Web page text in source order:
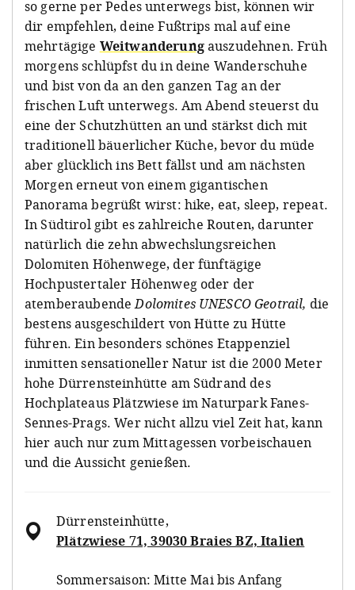
so gerne per Pedes unterwegs bist, können wir
dir empfehlen, deine Fußtrips mal auf eine
mehrtägige Weitwanderungauszudehnen. Früh
morgens schlüpfst du in deine Wanderschuhe
und bist von da an den ganzen Tag an der
frischen Luft unterwegs. Am Abend steuerst du
eine der Schutzhütten an und stärkst dich mit
traditionell bäuerlicher Küche, bevor du müde
aber glücklich ins Bett fällst und am nächsten
Morgen erneut von einem gigantischen
Panorama begrüßt wirst: hike, eat, sleep, repeat.
In Südtirol gibt es zahlreiche Routen, darunter
natürlich die zehn abwechslungsreichen
Dolomiten Höhenwege, der fünftägige
Hochpustertaler Höhenweg oder der
atemberaubendeDolomites UNESCO Geotrail, die
bestens ausgeschildert von Hütte zu Hütte
führen. Ein besonders schönes Etappenziel
inmitten sensationeller Natur ist die 2000 Meter
hohe Dürrensteinhütte am Südrand des
Hochplateaus Plätzwiese im Naturpark Fanes-
Sennes-Prags. Wer nicht allzu viel Zeit hat, kann
hier auch nur zum Mittagessen vorbeischauen
und die Aussicht genießen.
Dürrensteinhütte,
Plätzwiese 71, 39030 Braies BZ, Italien
Sommersaison: Mitte Mai bis Anfang